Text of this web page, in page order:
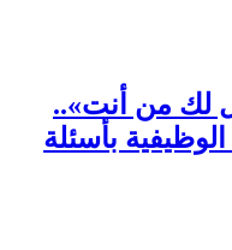
لك من أنت»..
بأسئلة